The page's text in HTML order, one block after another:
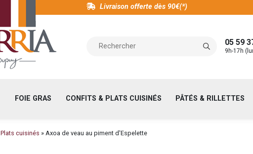
Livraison offerte dès 90€(*)
05 59
9h-17h
Viticulteur
Basque
FOIE GRAS CONFITS & PLATS CUISINÉS PÂTÉS & RILLETTES
Plats cuisinés Axoa de veau au piment d'Espelette